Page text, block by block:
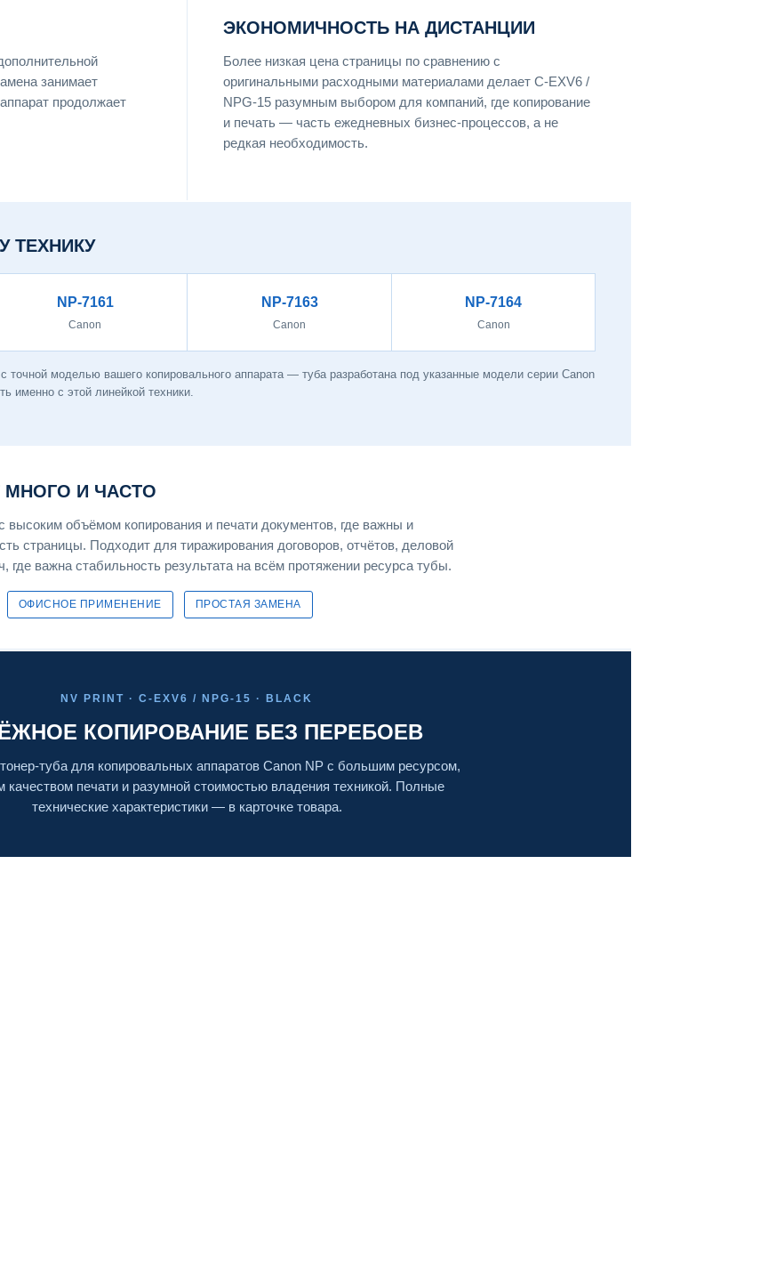
занимает
продолжает
ЭКОНОМИЧНОСТЬ НА ДИСТАНЦИИ
Более низкая цена страницы по сравнению с
оригинальными расходными материалами делает C-EXV6 /
NPG-15 разумным выбором для компаний, где копирование
и печать — часть ежедневных бизнес-процессов, а не
редкая необходимость.
ТЕХНИКУ
NP-7161
Canon
NP-7163
Canon
NP-7164
Canon
точной моделью вашего копировального аппарата — туба разработана под указанные модели серии Canon
именно с этой линейкой техники.
МНОГО И ЧАСТО
объёмом копирования и печати документов, где важны и
страницы. Подходит для тиражирования договоров, отчётов, деловой
где важна стабильность результата на всём протяжении ресурса тубы.
ОФИСНОЕ ПРИМЕНЕНИЕ ПРОСТАЯ ЗАМЕНА
NV PRINT · C-EXV6 / NPG-15 · BLACK
КОПИРОВАНИЕ БЕЗ ПЕРЕБОЕВ
туба для копировальных аппаратов Canon NP с большим ресурсом,
качеством печати и разумной стоимостью владения техникой. Полные
технические характеристики — в карточке товара.